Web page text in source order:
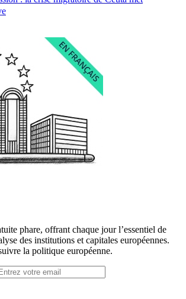
phare, offrant chaque jour l’essentiel de
des institutions et capitales européennes.
la politique européenne.